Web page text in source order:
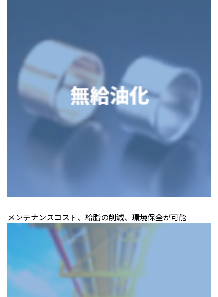
メンテナンスコスト、給脂の削減、環境保全が可能